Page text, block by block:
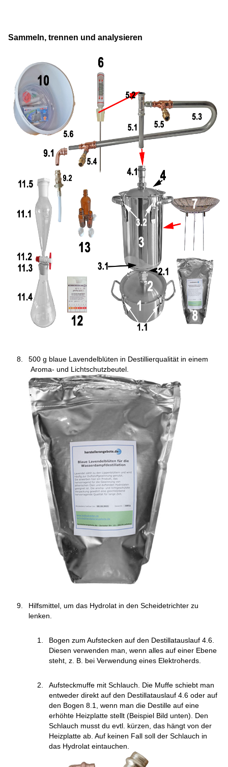
Sammeln, trennen und analysieren
500 g blaue Lavendelblüten in Destillierqualität in einem
Aroma- und Lichtschutzbeutel.
Hilfsmittel, um das Hydrolat in den Scheidetrichter zu
lenken.
Bogen zum Aufstecken auf den Destillatauslauf 4.6.
Diesen verwenden man, wenn alles auf einer Ebene
steht, z. B. bei Verwendung eines Elektroherds.
Aufsteckmuffe mit Schlauch. Die Muffe schiebt man
entweder direkt auf den Destillatauslauf 4.6 oder auf
den Bogen 8.1, wenn man die Destille auf eine
erhöhte Heizplatte stellt (Beispiel Bild unten). Den
Schlauch musst du evtl. kürzen, das hängt von der
Heizplatte ab. Auf keinen Fall soll der Schlauch in
das Hydrolat eintauchen.